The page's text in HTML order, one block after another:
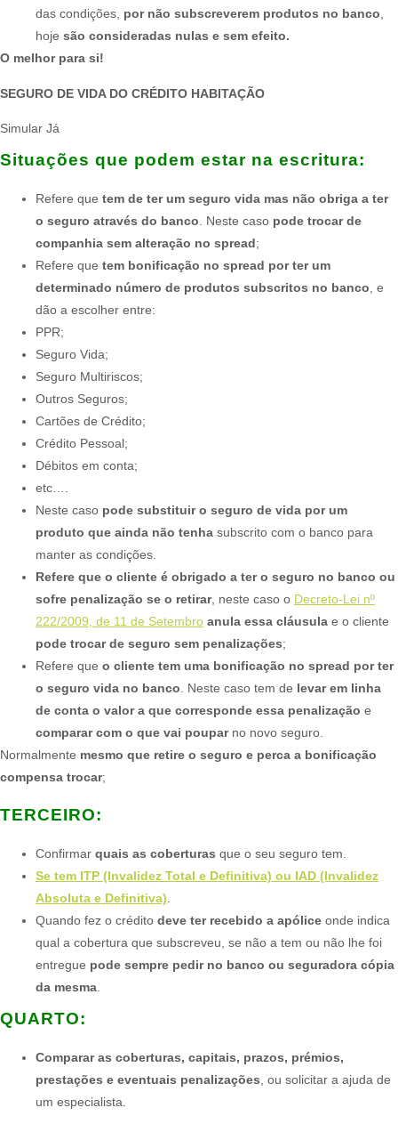
das condições, por não subscreverem produtos no banco,
hoje são consideradas nulas e sem efeito.
O melhor para si!
SEGURO DE VIDA DO CRÉDITO HABITAÇÃO
Simular Já
Situações que podem estar na escritura:
Refere que tem de ter um seguro vida mas não obriga a ter
o seguro através do banco . Neste caso pode trocar de
companhia sem alteração no spread;
Refere que tem bonificação no spread por ter um
determinado número de produtos subscritos no banco , e
dão a escolher entre:
PPR;
Seguro Vida;
Seguro Multiriscos;
Outros Seguros;
Cartões de Crédito;
Crédito Pessoal;
Débitos em conta;
etc….
Neste caso pode substituir o seguro de vida por um
produto que ainda não tenha subscrito com o banco para
manter as condições.
Refere que o cliente é obrigado a ter o seguro no banco ou
sofre penalização se o retirar, neste caso o Decreto-Lei nº
222/2009, de 11 de Setembro anula essa cláusula e o cliente
pode trocar de seguro sem penalizações;
Refere que o cliente tem uma bonificação no spread por ter
o seguro vida no banco . Neste caso tem de levar em linha
de conta o valor a que corresponde essa penalização e
comparar com o que vai pouparno novo seguro.
Normalmente mesmo que retire o seguro e perca a bonificação
compensa trocar;​
TERCEIRO:
Confirmar quais as coberturas que o seu seguro tem.
Se tem ITP (Invalidez Total e Definitiva) ou IAD (Invalidez
Absoluta e Definitiva)
Quando fez o crédito deve ter recebido a apólice onde indica
qual a cobertura que subscreveu, se não a tem ou não lhe foi
entregue pode sempre pedir no banco ou seguradora cópia
da mesma
QUARTO:
Comparar as coberturas, capitais, prazos, prémios,
prestações e eventuais penalizações , ou solicitar a ajuda de
um especialista.